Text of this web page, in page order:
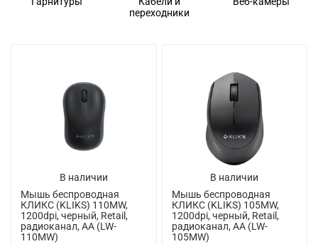
переходники
В наличии
Мышь беспроводная
КЛИКС (KLIKS) 110MW,
1200dpi, черный, Retail,
радиоканал, AA (LW-
110MW)
В наличии
Мышь беспроводная
КЛИКС (KLIKS) 105MW,
1200dpi, черный, Retail,
радиоканал, AA (LW-
105MW)